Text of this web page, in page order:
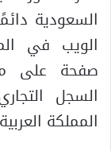
السعودية
الويب في
صفحة على
السجل
المملكة